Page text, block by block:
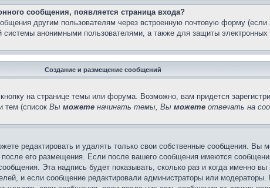
сообщения, появляется страница входа?
другим пользователям через встроенную почтовую форму
анонимными пользователями, а также для защиты электронных
Создание и размещение сообщений
на странице темы или форума. Возможно, вам придется
тем (список Вы можете начинать темы, Вы можете отвечать на
редактировать и удалять только свои собственные сообщения. Вы
его размещения. Если после вашего сообщения имеются
Эта надпись будет показывать, сколько раз и когда именно
и если сообщение редактировали администраторы или модераторы.